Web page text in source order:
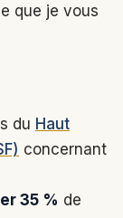
que je vous
du Haut
concernant
35 % de